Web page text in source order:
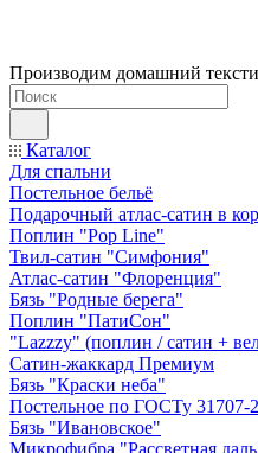
Производим домашний
Каталог
Для спальни
Постельное бельё
Подарочный атлас-сатин в
Поплин "Pop Line"
Твил-сатин "Симфония"
Атлас-сатин "Флоренция"
Бязь "Родные берега"
Поплин "ПатиСон"
"Lazzzy" (поплин / сатин +
Сатин-жаккард Премиум
Бязь "Краски неба"
Постельное по ГОСТу 31707-
Бязь "Ивановское"
Микрофибра "Рассветная